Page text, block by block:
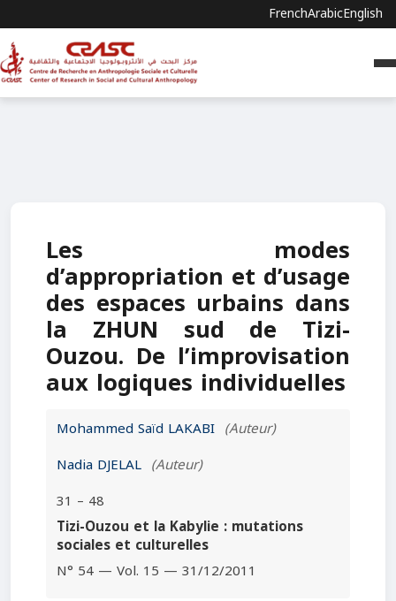
FrenchArabicEnglish
Les modes
d’appropriation et d’usage
des espaces urbains dans
la ZHUN sud de Tizi-
Ouzou. De l’improvisation
aux logiques individuelles
Mohammed Saïd LAKABI (Auteur)
Nadia DJELAL (Auteur)
31 – 48
Tizi-Ouzou et la Kabylie : mutations
sociales et culturelles
N° 54 — Vol. 15 — 31/12/2011